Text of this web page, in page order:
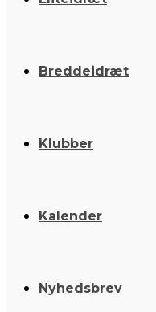
Breddeidræt
Klubber
Kalender
Nyhedsbrev